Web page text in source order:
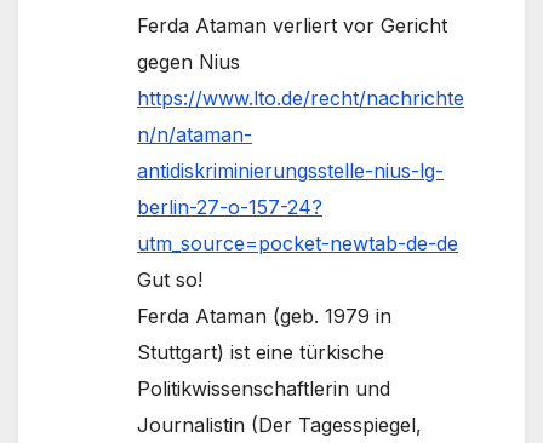
Ferda Ataman ver­liert vor Gericht
gegen Nius
https://www.lto.de/recht/nachrichte
n/n/ataman-
antidiskriminierungsstelle-nius-lg-
berlin-27-o-157-24?
utm_source=pocket-newtab-de-de
Gut so!
Ferda Ataman (geb. 1979 in
Stuttgart) ist eine türkische
Politikwissenschaftlerin und
Journalistin (Der Tagesspiegel,